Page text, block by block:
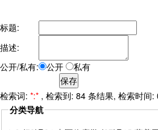
标题:
描述:
公开/私有:
公开 私有
检索词: *:* , 检索到: 84 条结果, 检索时间
分类导航